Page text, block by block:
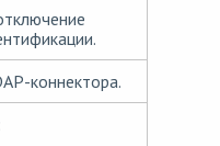
коннектора.